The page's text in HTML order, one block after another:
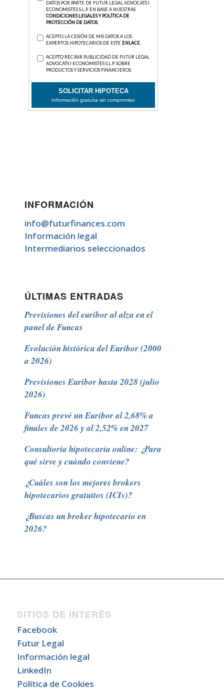
INFORMACIÓN
info@futurfinances.com
Información legal
Intermediarios seleccionados
ÚLTIMAS ENTRADAS
Previsiones del euríbor al alza en el
panel de Funcas
Evolución histórica del Euribor (2000
a 2026)
Previsiones Euribor hasta 2028 (julio
2026)
Funcas prevé un Euribor al 2,68% a
finales de 2026 y al 2,52% en 2027
Consultoría hipotecaria online: ¿Para
qué sirve y cuándo conviene?
¿Cuáles son los mejores brokers
hipotecarios gratuitos (ICIs)?
¿Buscas un broker hipotecario en
2026?
SITIOS DE INTERÉS
Facebook
Futur Legal
Información legal
LinkedIn
Política de Cookies